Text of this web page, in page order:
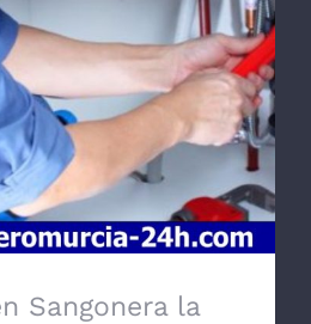
Sangonera la Verde
Sangonera la